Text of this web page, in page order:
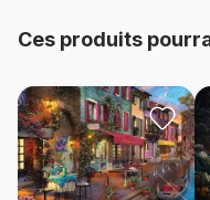
Ces produits